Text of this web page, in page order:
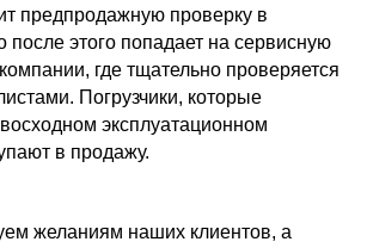
предпродажную проверку в
после этого попадает на сервисную
где тщательно проверяется
Погрузчики, которые
эксплуатационном
в продажу.
желаниям наших клиентов, а